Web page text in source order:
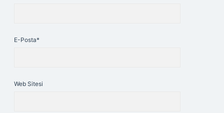
E-Posta*
Web Sitesi